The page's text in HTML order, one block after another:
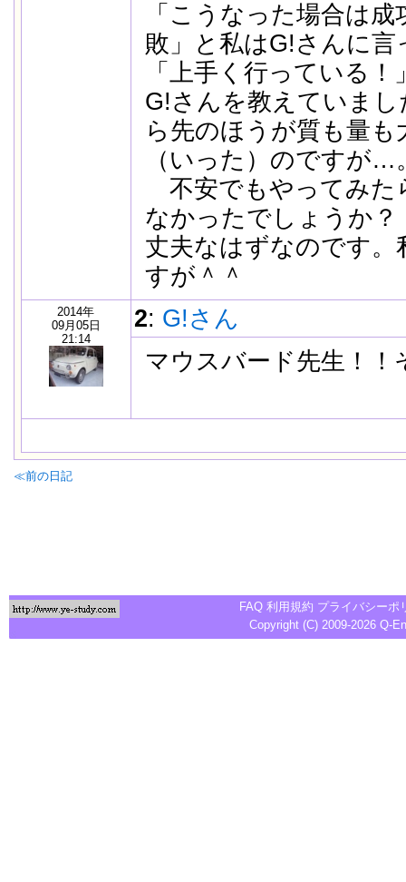
「こうなった場合は
敗」と私はG!さんに
「上手く行っている
G!さんを教えていま
ら先のほうが質も量
（いった）のですが…
不安でもやってみた
なかったでしょうか
丈夫なはずなのです。
すが＾＾
2014年
09月05日
21:14
2: G!さん
マウスバード先生！！
≪前の日記
FAQ 利用規約 プライバシーポ
Copyright (C) 2009-2026 Q-